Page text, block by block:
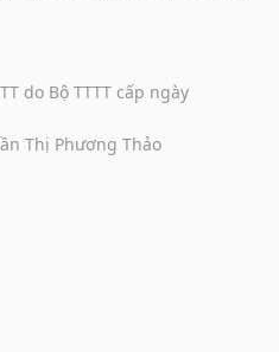
do Bộ TTTT cấp ngày
Thị Phương Thảo